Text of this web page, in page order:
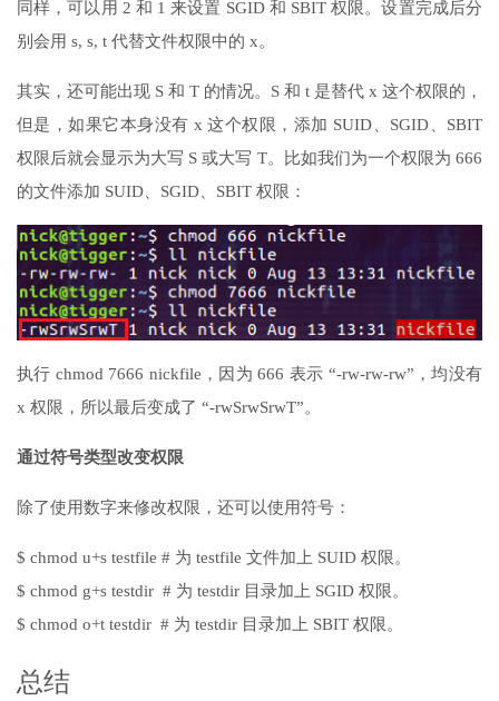
同样，可以用 2 和 1 来设置 SGID 和 SBIT 权限。设置完成后分
别会用 s, s, t 代替文件权限中的 x。
其实，还可能出现 S 和 T 的情况。S 和 t 是替代 x 这个权限的，
但是，如果它本身没有 x 这个权限，添加 SUID、SGID、SBIT
权限后就会显示为大写 S 或大写 T。比如我们为一个权限为 666
的文件添加 SUID、SGID、SBIT 权限：
执行 chmod 7666 nickfile，因为 666 表示 “-rw-rw-rw”，均没有
x 权限，所以最后变成了 “-rwSrwSrwT”。
通过符号类型改变权限
除了使用数字来修改权限，还可以使用符号：
$ chmod u+s testfile # 为 testfile 文件加上 SUID 权限。
$ chmod g+s testdir # 为 testdir 目录加上 SGID 权限。
$ chmod o+t testdir # 为 testdir 目录加上 SBIT 权限。
总结